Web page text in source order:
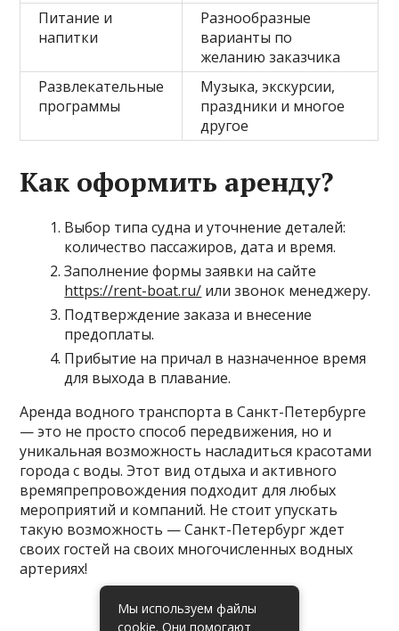
Питание и
напитки
Разнообразные
варианты по
желанию заказчика
Развлекательные
программы
Музыка, экскурсии,
праздники и многое
другое
Как оформить аренду?
Выбор типа судна и уточнение деталей:
количество пассажиров, дата и время.
Заполнение формы заявки на сайте
https://rent-boat.ru/ или звонок менеджеру.
Подтверждение заказа и внесение
предоплаты.
Прибытие на причал в назначенное время
для выхода в плавание.
Аренда водного транспорта в Санкт-Петербурге
— это не просто способ передвижения, но и
уникальная возможность насладиться красотами
города с воды. Этот вид отдыха и активного
времяпрепровождения подходит для любых
мероприятий и компаний. Не стоит упускать
такую возможность — Санкт-Петербург ждет
своих гостей на своих многочисленных водных
артериях!
Мы используем файлы
cookie. Они помогают